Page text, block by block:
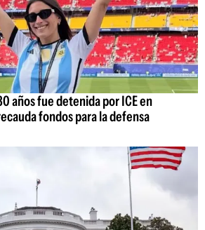
años fue detenida por ICE en
fondos para la defensa